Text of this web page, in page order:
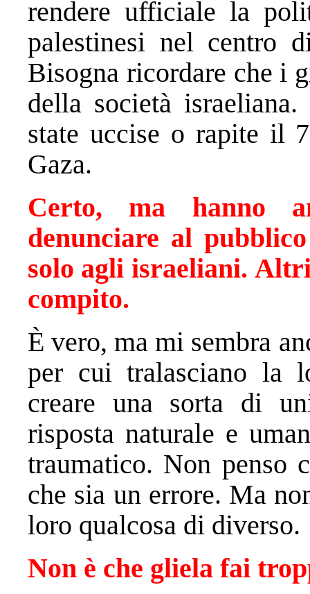
rendere ufficiale la
palestinesi nel centro
Bisogna ricordare che i
della società
state uccise o rapite il
Gaza.
Certo, ma hanno
denunciare al
solo agli israeliani.
compito.
È vero, ma mi sembra
per cui tralasciano la
creare una sorta di
risposta naturale e
traumatico. Non penso
che sia un errore. Ma
loro qualcosa di diverso.
Non è che gliela fai